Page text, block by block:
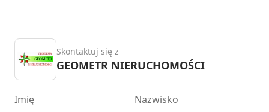
Skontaktuj się z
GEOMETR NIERUCHOMOŚCI